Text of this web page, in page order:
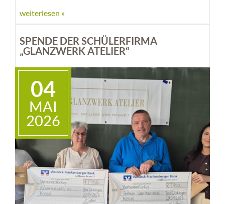
können sich tief in den Körper unserer Vierbeiner
bohren und durch ihre mechanische Irritation zu einer
Struktur bewegen sich Grannen immer nur in eine
Richtung, auf den Körper zu.
weiterlesen »
SPENDE DER SCHÜLERFIRMA
„GLANZWERK ATELIER“
04
MAI
2026